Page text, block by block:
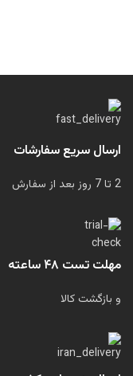
ارسال سریع سفارشات
2 تا 7 روز بعد از سفارش
مهلت تست ۴۸ ساعته
و بازگشت کالا